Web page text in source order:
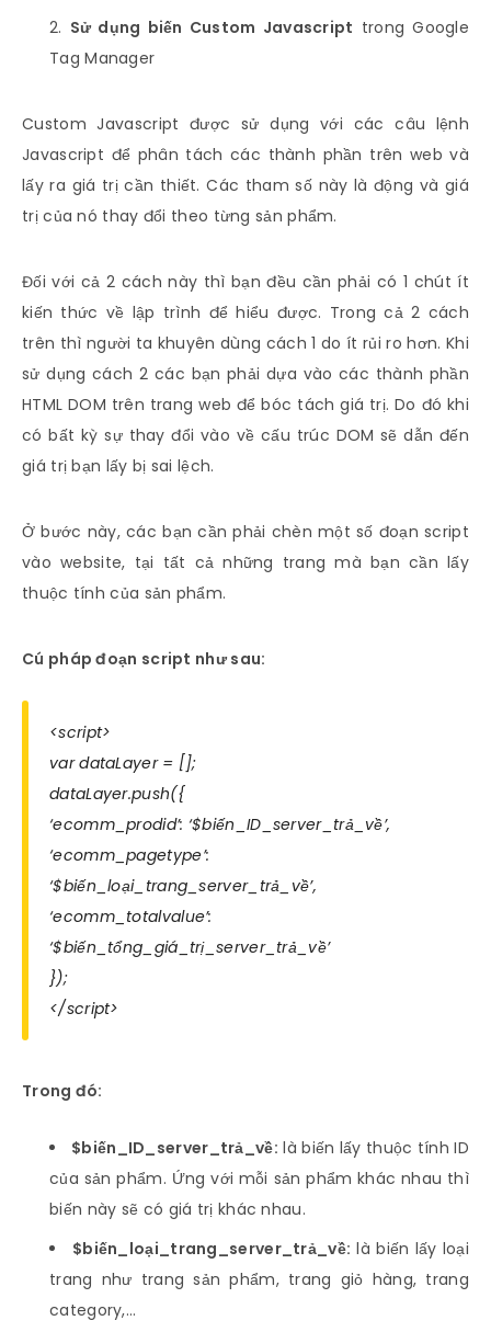
Sử dụng biến Custom Javascript trong Google
Tag Manager
Custom Javascript được sử dụng với các câu lệnh
Javascript để phân tách các thành phần trên web và
lấy ra giá trị cần thiết. Các tham số này là động và giá
trị của nó thay đổi theo từng sản phẩm.
Đối với cả 2 cách này thì bạn đều cần phải có 1 chút ít
kiến thức về lập trình để hiểu được. Trong cả 2 cách
trên thì người ta khuyên dùng cách 1 do ít rủi ro hơn. Khi
sử dụng cách 2 các bạn phải dựa vào các thành phần
HTML DOM trên trang web để bóc tách giá trị. Do đó khi
có bất kỳ sự thay đổi vào về cấu trúc DOM sẽ dẫn đến
giá trị bạn lấy bị sai lệch.
Ở bước này, các bạn cần phải chèn một số đoạn script
vào website, tại tất cả những trang mà bạn cần lấy
thuộc tính của sản phẩm.
Cú pháp đoạn script như sau:
<script>
var dataLayer = [];
dataLayer.push({
‘ecomm_prodid’: ‘$biến_ID_server_trả_về’,
‘ecomm_pagetype’:
‘$biến_loại_trang_server_trả_về’,
‘ecomm_totalvalue’:
‘$biến_tổng_giá_trị_server_trả_về’
});
</script>
Trong đó:
$biến_ID_server_trả_về: là biến lấy thuộc tính ID
của sản phẩm. Ứng với mỗi sản phẩm khác nhau thì
biến này sẽ có giá trị khác nhau.
$biến_loại_trang_server_trả_về: là biến lấy loại
trang như trang sản phẩm, trang giỏ hàng, trang
category,…